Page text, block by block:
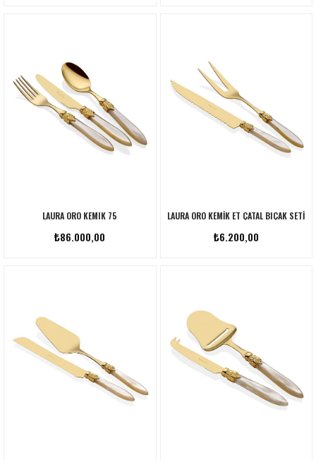
LAURA ORO KEMIK 75
₺86.000,00
LAURA ORO KEMIK ET ÇATAL BIÇAK SETI
₺6.200,00